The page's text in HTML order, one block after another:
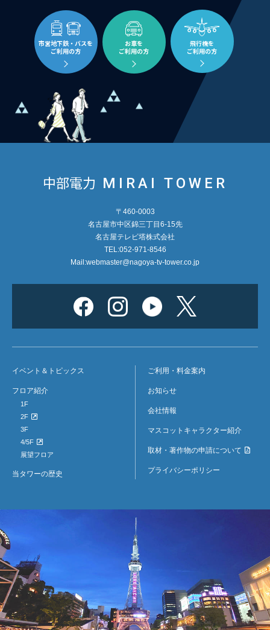
市営地下鉄・バスを
ご利用の方
お車を
ご利用の方
飛行機を
ご利用の方
中部電力 MIRAI TOWER
〒460-0003
名古屋市中区錦三丁目6-15先
名古屋テレビ塔株式会社
TEL:052-971-8546
Mail:webmaster@nagoya-tv-tower.co.jp
イベント＆トピックス
フロア紹介
1F
2F
3F
4/5F
展望フロア
当タワーの歴史
ご利用・料金案内
お知らせ
会社情報
マスコットキャラクター紹介
取材・著作物の申請について
プライバシーポリシー